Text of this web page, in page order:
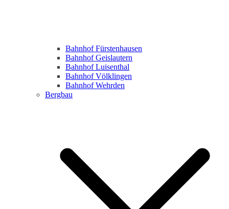
Bahnhof Fürstenhausen
Bahnhof Geislautern
Bahnhof Luisenthal
Bahnhof Völklingen
Bahnhof Wehrden
Bergbau